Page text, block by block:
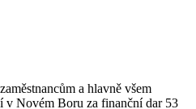
a hlavně všem
v Novém Boru za finanční dar 53